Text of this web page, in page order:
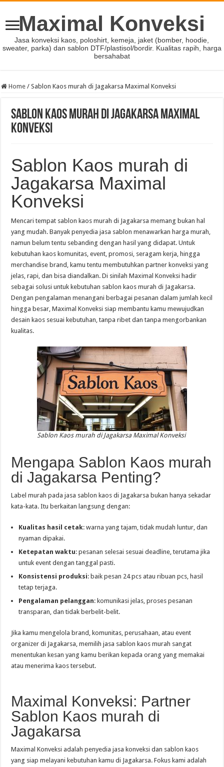
Maximal Konveksi
Jasa konveksi kaos, poloshirt, kemeja, jaket (bomber, hoodie,
sweater, parka) dan sablon DTF/plastisol/bordir. Kualitas rapih, harga
bersahabat
Home / Sablon Kaos murah di Jagakarsa Maximal Konveksi
Sablon Kaos murah di Jagakarsa Maximal
Konveksi
Sablon Kaos murah di
Jagakarsa Maximal
Konveksi
Mencari tempat sablon kaos murah di Jagakarsa memang bukan hal
yang mudah. Banyak penyedia jasa sablon menawarkan harga murah,
namun belum tentu sebanding dengan hasil yang didapat. Untuk
kebutuhan kaos komunitas, event, promosi, seragam kerja, hingga
merchandise brand, kamu tentu membutuhkan partner konveksi yang
jelas, rapi, dan bisa diandalkan. Di sinilah Maximal Konveksi hadir
sebagai solusi untuk kebutuhan sablon kaos murah di Jagakarsa.
Dengan pengalaman menangani berbagai pesanan dalam jumlah kecil
hingga besar, Maximal Konveksi siap membantu kamu mewujudkan
desain kaos sesuai kebutuhan, tanpa ribet dan tanpa mengorbankan
kualitas.
Sablon Kaos murah di Jagakarsa Maximal Konveksi
Mengapa Sablon Kaos murah
di Jagakarsa Penting?
Label murah pada jasa sablon kaos di Jagakarsa bukan hanya sekadar
kata-kata. Itu berkaitan langsung dengan:
Kualitas hasil cetak: warna yang tajam, tidak mudah luntur, dan
nyaman dipakai.
Ketepatan waktu: pesanan selesai sesuai deadline, terutama jika
untuk event dengan tanggal pasti.
Konsistensi produksi: baik pesan 24 pcs atau ribuan pcs, hasil
tetap terjaga.
Pengalaman pelanggan: komunikasi jelas, proses pesanan
transparan, dan tidak berbelit-belit.
Jika kamu mengelola brand, komunitas, perusahaan, atau event
organizer di Jagakarsa, memilih jasa sablon kaos murah sangat
menentukan kesan yang kamu berikan kepada orang yang memakai
atau menerima kaos tersebut.
Maximal Konveksi: Partner
Sablon Kaos murah di
Jagakarsa
Maximal Konveksi adalah penyedia jasa konveksi dan sablon kaos
yang siap melayani kebutuhan kamu di Jagakarsa. Fokus kami adalah